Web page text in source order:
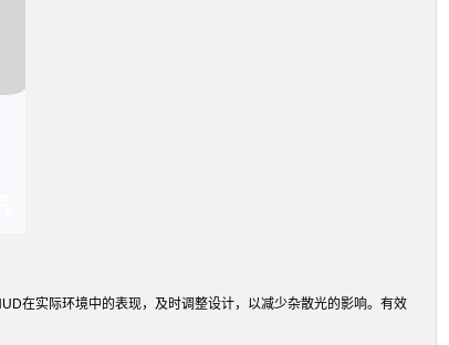
在实际环境中的表现，及时调整设计，以减少杂散光的影响。有效